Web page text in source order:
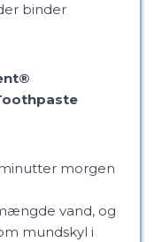
binder
morgen
vand, og
mundskyl i